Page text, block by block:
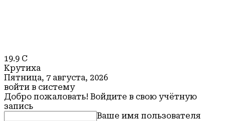
19.9 C
Крутиха
Пятница, 7 августа, 2026
войти в систему
Добро пожаловать! Войдите в свою учётную
запись
Ваше имя пользователя